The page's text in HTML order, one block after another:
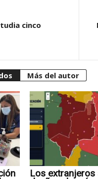
cinco
Más del autor
Los extranjeros